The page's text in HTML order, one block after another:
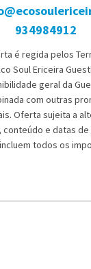
934984912
é regida pelos
Soul Ericeira
geral da
com outras
Oferta sujeita a
e datas de
todos os